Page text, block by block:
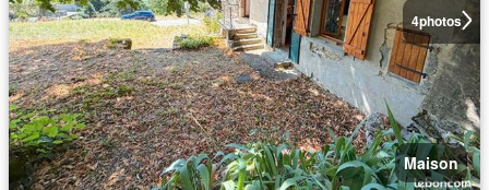
4photos
Maison